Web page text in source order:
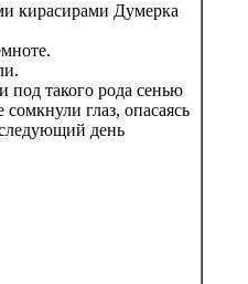
кирасирами Думерка
под такого рода сенью
глаз, опасаясь
день